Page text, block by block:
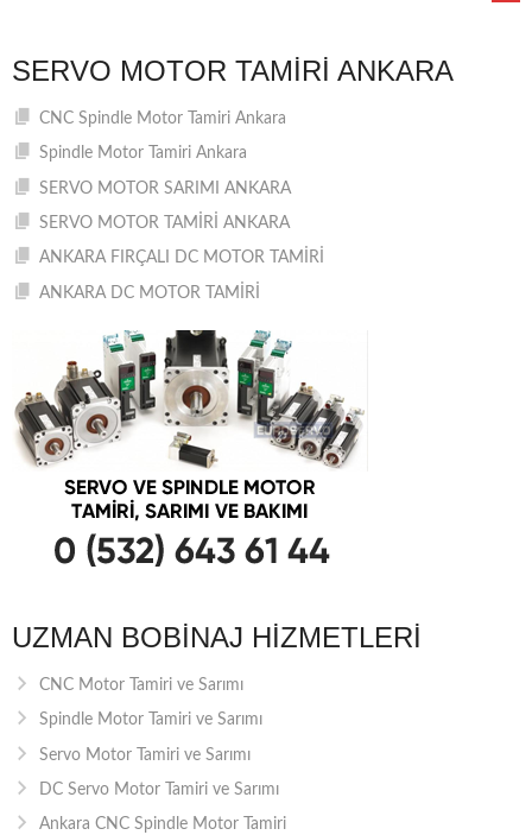
SERVO MOTOR TAMIRI ANKARA
CNC Spindle Motor Tamiri Ankara
Spindle Motor Tamiri Ankara
SERVO MOTOR SARIMI ANKARA
SERVO MOTOR TAMİRİ ANKARA
ANKARA FIRÇALI DC MOTOR TAMİRİ
ANKARA DC MOTOR TAMİRİ
UZMAN BOBINAJ HIZMETLERI
CNC Motor Tamiri ve Sarımı
Spindle Motor Tamiri ve Sarımı
Servo Motor Tamiri ve Sarımı
DC Servo Motor Tamiri ve Sarımı
Ankara CNC Spindle Motor Tamiri